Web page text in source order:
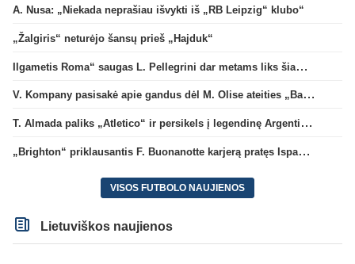
A. Nusa: „Niekada neprašiau išvykti iš „RB Leipzig“ klubo“
„Žalgiris“ neturėjo šansų prieš „Hajduk“
Ilgametis Roma“ saugas L. Pellegrini dar metams liks šiame klube
V. Kompany pasisakė apie gandus dėl M. Olise ateities „Bayern“ gretose
T. Almada paliks „Atletico“ ir persikels į legendinę Argentinos ekipą
„Brighton“ priklausantis F. Buonanotte karjerą pratęs Ispanijoje
VISOS FUTBOLO NAUJIENOS
Lietuviškos naujienos